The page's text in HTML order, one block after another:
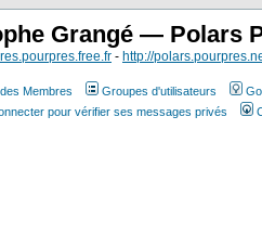
Grangé — Polars
- http://
Membres Groupes d'utilisateurs
pour vérifier ses messages privés